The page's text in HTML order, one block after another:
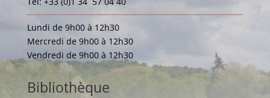
Lundi de 9h00 à 12h30
Mercredi de 9h00 à 12h30
Vendredi de 9h00 à 12h30
Bibliothèque